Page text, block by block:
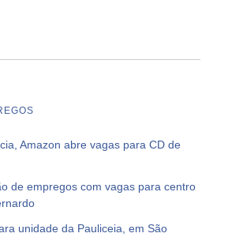
Amazon abre vagas para CD de
de empregos com vagas para centro
unidade da Pauliceia, em São